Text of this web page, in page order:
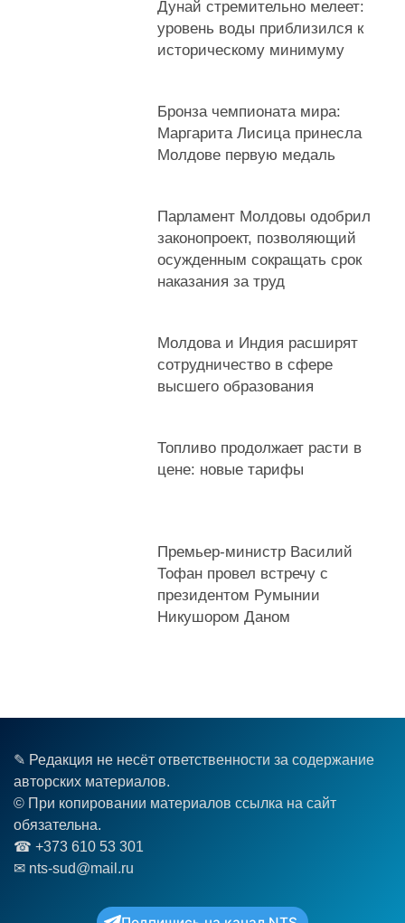
Дунай стремительно мелеет:
уровень воды приблизился к
историческому минимуму
Бронза чемпионата мира:
Маргарита Лисица принесла
Молдове первую медаль
Парламент Молдовы одобрил
законопроект, позволяющий
осужденным сокращать срок
наказания за труд
Молдова и Индия расширят
сотрудничество в сфере
высшего образования
Топливо продолжает расти в
цене: новые тарифы
Премьер-министр Василий
Тофан провел встречу с
президентом Румынии
Никушором Даном
✎ Редакция не несёт ответственности за содержание
авторских материалов.
© При копировании материалов ссылка на сайт
обязательна.
☎︎ +373 610 53 301
✉ nts-sud@mail.ru